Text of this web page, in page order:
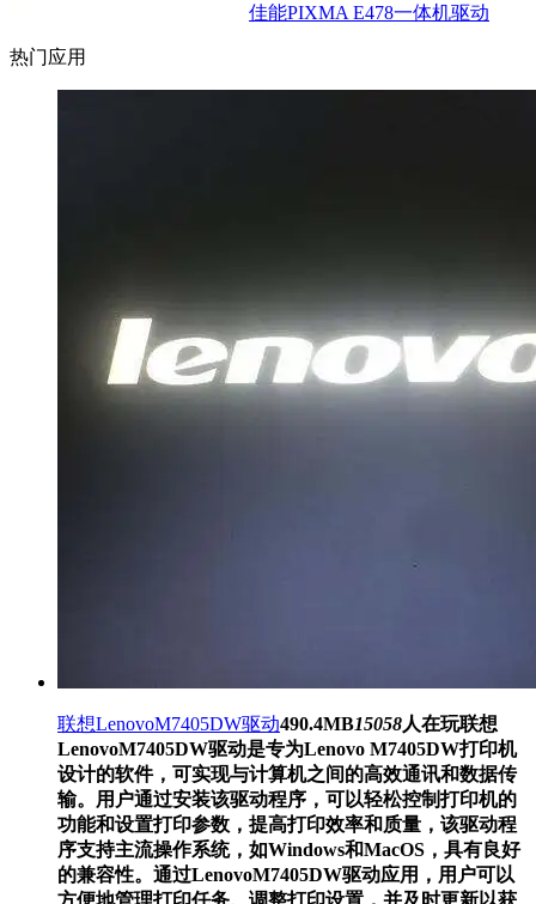
佳能PIXMA E478一体机驱动
热门应用
联想LenovoM7405DW驱动490.4MB15058人在玩联想
LenovoM7405DW驱动是专为Lenovo M7405DW打印机
设计的软件，可实现与计算机之间的高效通讯和数据传
输。用户通过安装该驱动程序，可以轻松控制打印机的
功能和设置打印参数，提高打印效率和质量，该驱动程
序支持主流操作系统，如Windows和MacOS，具有良好
的兼容性。通过LenovoM7405DW驱动应用，用户可以
方便地管理打印任务、调整打印设置，并及时更新以获